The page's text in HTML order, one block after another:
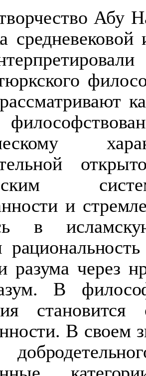
Абу
и
в
разума через
В
В своем